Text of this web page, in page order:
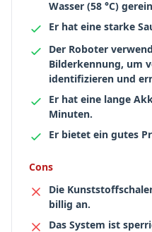
Wasser (58 °C)
Er hat eine starke
Der Roboter
Bilderkennung, um
identifizieren und
Er hat eine lange
Minuten.
Er bietet ein gutes
Cons
Die
billig an.
Das System ist